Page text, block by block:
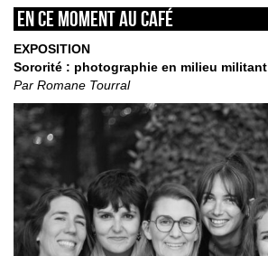
En ce moment au café
EXPOSITION
Sororité : photographie en milieu militant
Par Romane Tourral